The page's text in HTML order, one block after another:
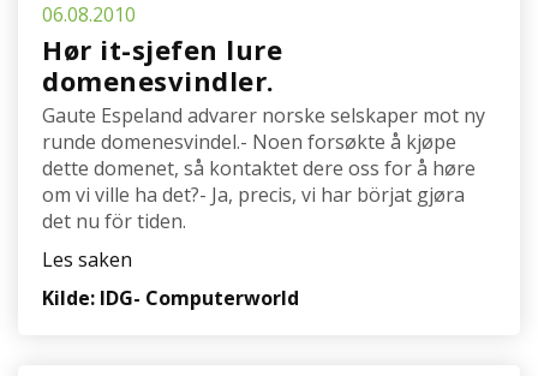
06.08.2010
Hør it-sjefen lure
domenesvindler.
Gaute Espeland advarer norske selskaper mot ny
runde domenesvindel.- Noen forsøkte å kjøpe
dette domenet, så kontaktet dere oss for å høre
om vi ville ha det?- Ja, precis, vi har börjat gjøra
det nu för tiden.
Les saken
Kilde: IDG- Computerworld